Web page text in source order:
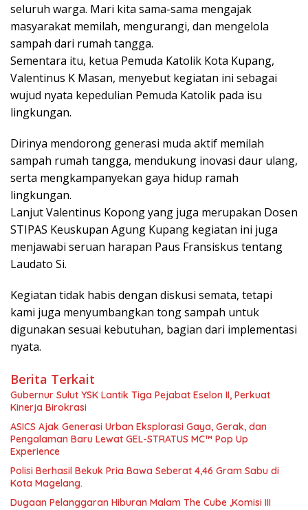
seluruh warga. Mari kita sama-sama mengajak
masyarakat memilah, mengurangi, dan mengelola
sampah dari rumah tangga.
Sementara itu, ketua Pemuda Katolik Kota Kupang,
Valentinus K Masan, menyebut kegiatan ini sebagai
wujud nyata kepedulian Pemuda Katolik pada isu
lingkungan.
Dirinya mendorong generasi muda aktif memilah
sampah rumah tangga, mendukung inovasi daur ulang,
serta mengkampanyekan gaya hidup ramah
lingkungan.
Lanjut Valentinus Kopong yang juga merupakan Dosen
STIPAS Keuskupan Agung Kupang kegiatan ini juga
menjawabi seruan harapan Paus Fransiskus tentang
Laudato Si.
Kegiatan tidak habis dengan diskusi semata, tetapi
kami juga menyumbangkan tong sampah untuk
digunakan sesuai kebutuhan, bagian dari implementasi
nyata.
Berita Terkait
Gubernur Sulut YSK Lantik Tiga Pejabat Eselon II, Perkuat
Kinerja Birokrasi
ASICS Ajak Generasi Urban Eksplorasi Gaya, Gerak, dan
Pengalaman Baru Lewat GEL-STRATUS MC™ Pop Up
Experience
Polisi Berhasil Bekuk Pria Bawa Seberat 4,46 Gram Sabu di
Kota Magelang.
Dugaan Pelanggaran Hiburan Malam The Cube ,Komisi III